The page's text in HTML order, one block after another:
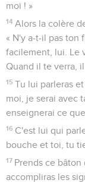
moi ! »
14 Alors la colère
« N'y a-t-il pas ton
facilement, lui. Le
Quand il te verra,
15 Tu lui parleras
moi, je serai avec
enseignerai ce
16 C'est lui qui
bouche et toi, tu
17 Prends ce bâton
accompliras les